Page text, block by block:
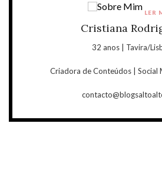
Cristiana
32 anos | Tavira/
Criadora de Conteúdos | Social
LER